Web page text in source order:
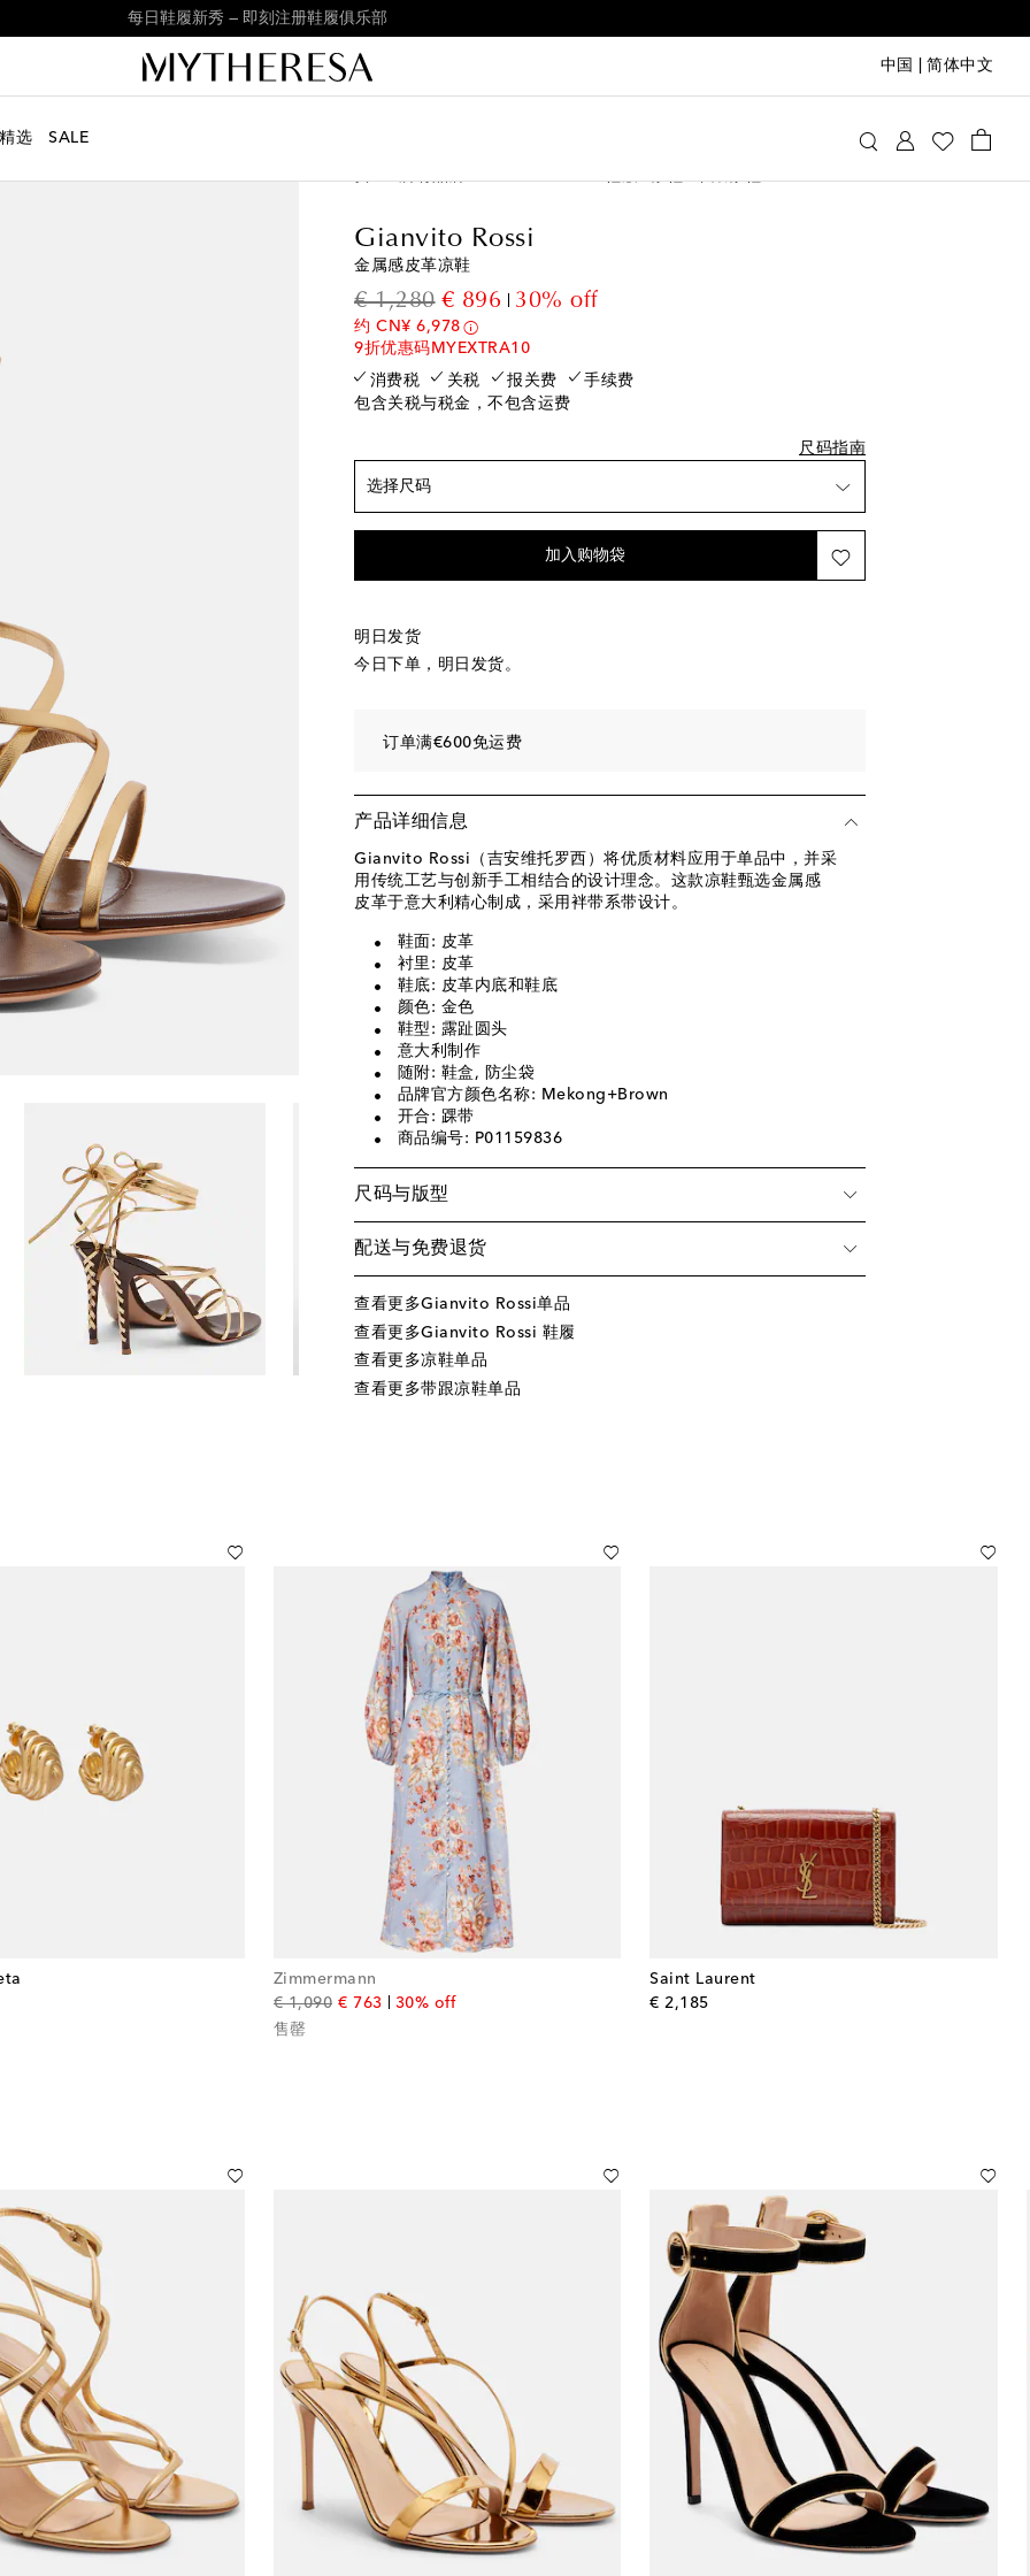
立即加入鞋履俱乐部，接收独家鞋履精选资讯
中国 简体中文
选 SALE
Gianvito Rossi
金属感皮革凉鞋
€ 1,280original price
€ 896discount price
30% off
约 CN¥ 6,978
9折优惠码MYEXTRA10
消费税
关税 报关费
手续费
包含关税与税金，不包含运费
尺码指南
选择尺码
EU 36 / CN 36 最后一件
EU 36.5 / CN 36.5
EU 37 / CN 37 即将售罄
EU 37.5 / CN 37.5 即将售罄
EU 38 / CN 38 即将售罄
EU 38.5 / CN 38.5 即将售罄
EU 39.5 / CN 39.5
EU 40 / CN 40 添加至心愿单
添加至心愿单
EU 41 / CN 41 最后一件
EU 42 / CN 42 最后一件
加入购物袋
明日发货
今日下单，明日发货。
订单满€600免运费
产品详细信息
Gianvito Rossi（吉安维托罗西）将优质材料应用于单品中，并采
用传统工艺与创新手工相结合的设计理念。这款凉鞋甄选金属感
皮革于意大利精心制成，采用袢带系带设计。
鞋面: 皮革
衬里: 皮革
鞋底: 皮革内底和鞋底
颜色: 金色
鞋型: 露趾圆头
意大利制作
随附: 鞋盒, 防尘袋
品牌官方颜色名称: Mekong+Brown
开合: 踝带
商品编号: P01159836
尺码与版型
配送与免费退货
查看更多Gianvito Rossi单品
查看更多Gianvito Rossi 鞋履
查看更多凉鞋单品
查看更多带跟凉鞋单品
Zimmermann
€ 1,090original price
€ 763discount price
30% off
售罄
Saint Laurent
€ 2,185original price